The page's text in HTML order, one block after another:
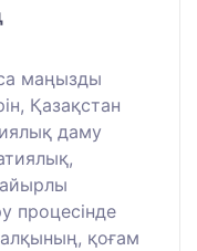
маңызды
Қазақстан
даму
процесінде
қоғам